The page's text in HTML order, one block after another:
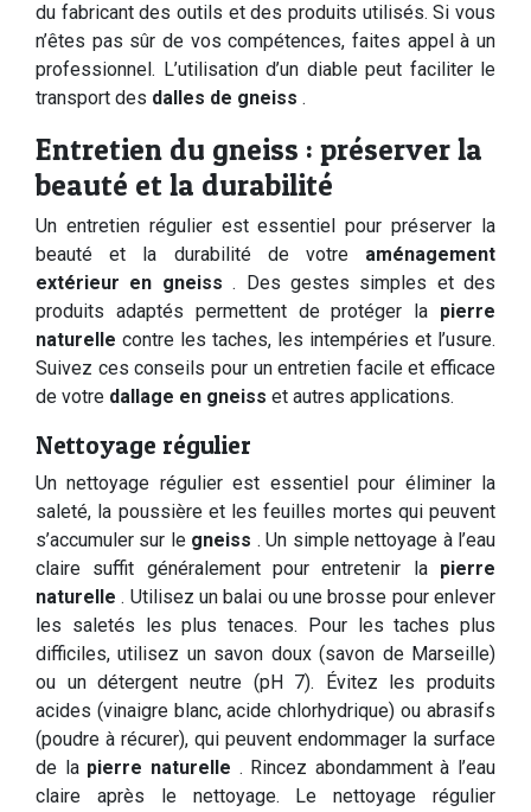
du fabricant des outils et des produits utilisés. Si vous
n’êtes pas sûr de vos compétences, faites appel à un
professionnel. L’utilisation d’un diable peut faciliter le
transport des dalles de gneiss .
Entretien du gneiss : préserver la
beauté et la durabilité
Un entretien régulier est essentiel pour préserver la
beauté et la durabilité de votre aménagement
extérieur en gneiss. Des gestes simples et des
produits adaptés permettent de protéger la pierre
naturelle contre les taches, les intempéries et l’usure.
Suivez ces conseils pour un entretien facile et efficace
de votre dallage en gneiss et autres applications.
Nettoyage régulier
Un nettoyage régulier est essentiel pour éliminer la
saleté, la poussière et les feuilles mortes qui peuvent
s’accumuler sur le gneiss . Un simple nettoyage à l’eau
claire suffit généralement pour entretenir la pierre
naturelle. Utilisez un balai ou une brosse pour enlever
les saletés les plus tenaces. Pour les taches plus
difficiles, utilisez un savon doux (savon de Marseille)
ou un détergent neutre (pH 7). Évitez les produits
acides (vinaigre blanc, acide chlorhydrique) ou abrasifs
(poudre à récurer), qui peuvent endommager la surface
de la pierre naturelle . Rincez abondamment à l’eau
claire après le nettoyage. Le nettoyage régulier